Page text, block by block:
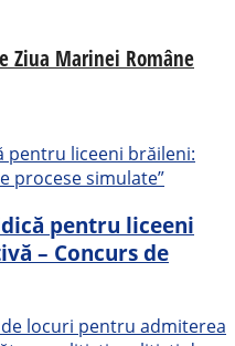
Ziua Marinei Române
pentru liceeni
– Concurs de